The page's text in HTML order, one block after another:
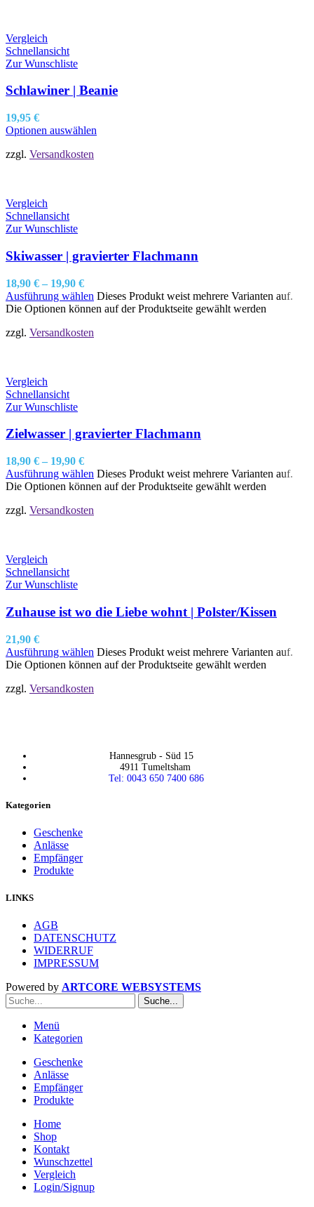
Vergleich
Schnellansicht
Zur Wunschliste
Schlawiner | Beanie
19,95 €
Optionen auswählen
zzgl. Versandkosten
Vergleich
Schnellansicht
Zur Wunschliste
Skiwasser | gravierter Flachmann
18,90 € – 19,90 €
Ausführung wählen Dieses Produkt weist mehrere Varianten auf.
Die Optionen können auf der Produktseite gewählt werden
zzgl. Versandkosten
Vergleich
Schnellansicht
Zur Wunschliste
Zielwasser | gravierter Flachmann
18,90 € – 19,90 €
Ausführung wählen Dieses Produkt weist mehrere Varianten auf.
Die Optionen können auf der Produktseite gewählt werden
zzgl. Versandkosten
Vergleich
Schnellansicht
Zur Wunschliste
Zuhause ist wo die Liebe wohnt | Polster/Kissen
21,90 €
Ausführung wählen Dieses Produkt weist mehrere Varianten auf.
Die Optionen können auf der Produktseite gewählt werden
zzgl. Versandkosten
Hannesgrub - Süd 15
4911 Tumeltsham
Tel: 0043 650 7400 686
Kategorien
Geschenke
Anlässe
Empfänger
Produkte
LINKS
AGB
DATENSCHUTZ
WIDERRUF
IMPRESSUM
Powered by ARTCORE WEBSYSTEMS
Suche...
Menü
Kategorien
Geschenke
Anlässe
Empfänger
Produkte
Home
Shop
Kontakt
Wunschzettel
Vergleich
Login/Signup